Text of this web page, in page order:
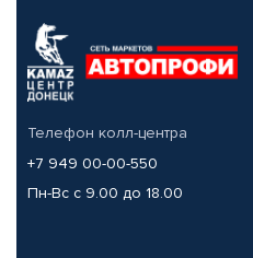
Телефон колл-центра
+7 949 00-00-550
Пн-Вс с 9.00 до 18.00